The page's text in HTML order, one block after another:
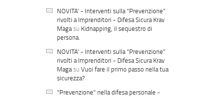
NOVITA' - Interventi sulla "Prevenzione"
rivolti a Imprenditori - Difesa Sicura Krav
Magasu Kidnapping, il sequestro di
persona.
NOVITA' - Interventi sulla "Prevenzione"
rivolti a Imprenditori - Difesa Sicura Krav
MagasuVuoi fare il primo passo nella tua
sicurezza?
"Prevenzione" nella difesa personale -